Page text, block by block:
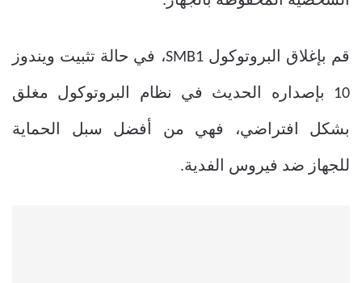
قم بإغلاق البروتوكول SMB1، في حالة تثبيت ويندوز
10 بإصداره الحديث في نظام البروتوكول مغلق
بشكل افتراضي، فهي من أفضل سبل الحماية
للجهاز ضد فيروس الفدية.